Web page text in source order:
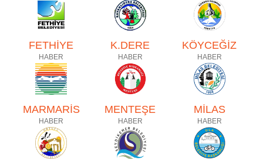
FETHİYE
HABER
K.DERE
HABER
KÖYCEĞİZ
HABER
MARMARİS
HABER
MENTEŞE
HABER
MİLAS
HABER